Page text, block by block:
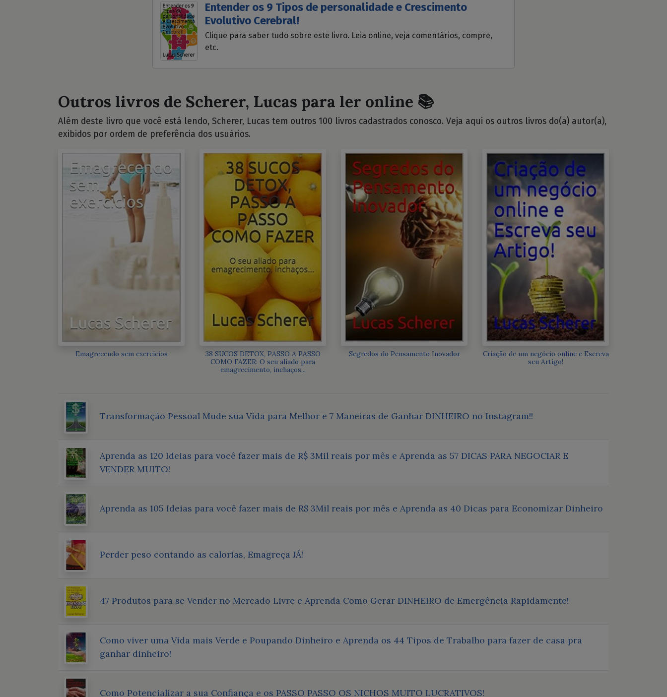
Entender os 9 Tipos de personalidade e Crescimento
Evolutivo Cerebral!
Clique para saber tudo sobre este livro. Leia online, veja comentários, compre,
etc.
Outros livros de Scherer, Lucas para ler online 📚
Além deste livro que você está lendo, Scherer, Lucas tem outros 100 livros cadastrados conosco. Veja aqui os outros livros do(a) autor(a),
exibidos por ordem de preferência dos usuários.
Emagrecendo sem exercicios
38 SUCOS DETOX, PASSO A PASSO
COMO FAZER: O seu aliado para
emagrecimento, inchaços...
Segredos do Pensamento Inovador
Criação de um negócio online e Escreva
seu Artigo!
Transformação Pessoal Mude sua Vida para Melhor e 7 Maneiras de Ganhar DINHEIRO no Instagram!!
Aprenda as 120 Ideias para você fazer mais de R$ 3Mil reais por mês e Aprenda as 57 DICAS PARA NEGOCIAR E
VENDER MUITO!
Aprenda as 105 Ideias para você fazer mais de R$ 3Mil reais por mês e Aprenda as 40 Dicas para Economizar Dinheiro
Perder peso contando as calorias, Emagreça JÁ!
47 Produtos para se Vender no Mercado Livre e Aprenda Como Gerar DINHEIRO de Emergência Rapidamente!
Como viver uma Vida mais Verde e Poupando Dinheiro e Aprenda os 44 Tipos de Trabalho para fazer de casa pra
ganhar dinheiro!
Como Potencializar a sua Confiança e os PASSO PASSO OS NICHOS MUITO LUCRATIVOS!